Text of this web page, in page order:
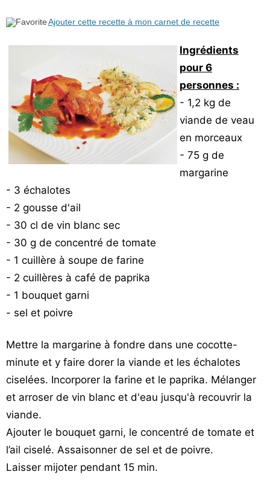
Ajouter cette recette à mon carnet de recette
Ingrédients
pour 6
personnes :
- 1,2 kg de
viande de veau
en morceaux
- 75 g de
margarine
- 3 échalotes
- 2 gousse d'ail
- 30 cl de vin blanc sec
- 30 g de concentré de tomate
- 1 cuillère à soupe de farine
- 2 cuillères à café de paprika
- 1 bouquet garni
- sel et poivre
Mettre la margarine à fondre dans une cocotte-
minute et y faire dorer la viande et les échalotes
ciselées. Incorporer la farine et le paprika. Mélanger
et arroser de vin blanc et d'eau jusqu'à recouvrir la
viande.
Ajouter le bouquet garni, le concentré de tomate et
l’ail ciselé. Assaisonner de sel et de poivre.
Laisser mijoter pendant 15 min.